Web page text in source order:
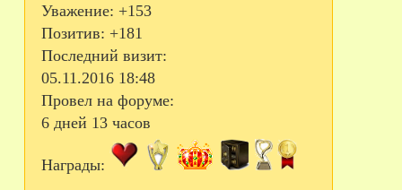
Уважение: +153
Позитив: +181
Последний визит:
05.11.2016 18:48
Провел на форуме:
6 дней 13 часов
Награды: